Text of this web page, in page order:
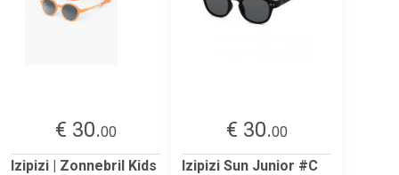
€ 30.00
Izipizi | Zonnebril Kids
€ 30.00
Izipizi Sun Junior #C